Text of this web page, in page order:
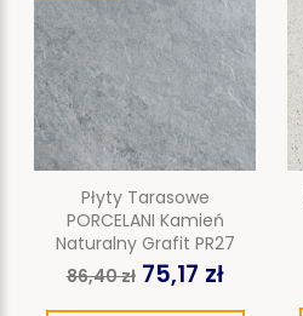
Płyty Tarasowe
PORCELANI Kamień
Naturalny Grafit PR27
86,40 zł 75,17 zł